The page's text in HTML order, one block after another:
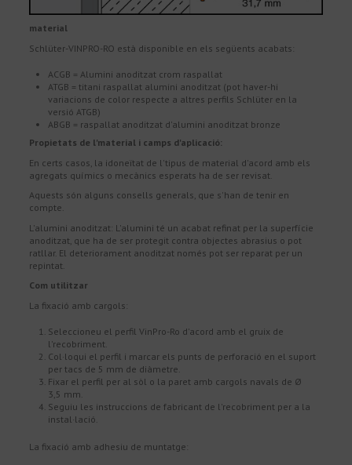
material
Schlüter-VINPRO-RO està disponible en els següents acabats:
ACGB = Alumini anoditzat crom raspallat
ATGB = titani raspallat alumini anoditzat (pot haver-hi
variacions de color respecte a altres perfils Schlüter en la
versió ATGB)
ABGB = raspallat anoditzat d'alumini anoditzat bronze
Propietats de l'material i camps d'aplicació:
En certs casos, la idoneïtat de l'tipus de material d'acord amb els
agregats químics o mecànics esperats ha de ser revisat.
Aquests són alguns consells generals, que s'han de tenir en
compte.
L'alumini anoditzat: L'alumini té un acabat refinat per la superfície
anoditzat, que ha de ser protegit contra objectes abrasius o pot
ratllar. El deteriorament anoditzat només pot ser reparat per un
repintat.
Com utilitzar
La fixació amb cargols:
Seleccioneu el perfil VinPro-Ro d'acord amb el gruix de
l'recobriment.
Col·loqui el perfil i marcar els punts de perforació en el suport
per tacs de 5 mm de diàmetre.
Fixar el perfil per al sòl o la paret amb cargols navals de Ø
3,5 mm.
Seguiu les instruccions de fabricant de l'recobriment per a la
instal·lació.
La fixació amb adhesiu de muntatge: